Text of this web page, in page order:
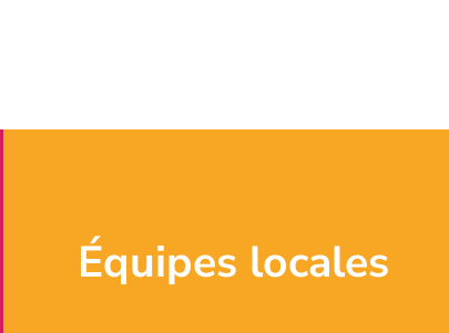
Équipes locales